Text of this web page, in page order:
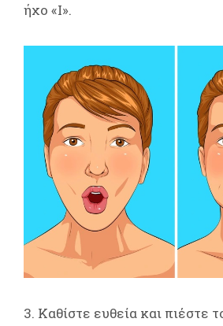
ήχο «Ι».
3. Καθίστε ευθεία και πιέστε